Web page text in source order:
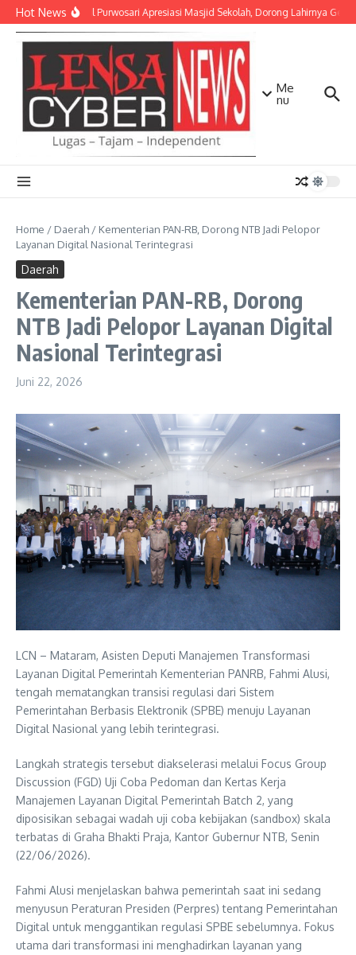
Lewati ke konten
Hot NewsDanramil Purwosari Apresiasi Masjid Sekolah, Dorong Lahirnya
Me
nu
Home / Daerah / Kementerian PAN-RB, Dorong NTB Jadi Pelopor
Layanan Digital Nasional Terintegrasi
Daerah
Kementerian PAN-RB, Dorong
NTB Jadi Pelopor Layanan Digital
Nasional Terintegrasi
Juni 22, 2026
LCN – Mataram, Asisten Deputi Manajemen Transformasi
Layanan Digital Pemerintah Kementerian PANRB, Fahmi Alusi,
tengah mematangkan transisi regulasi dari Sistem
Pemerintahan Berbasis Elektronik (SPBE) menuju Layanan
Digital Nasional yang lebih terintegrasi.
Langkah strategis tersebut diakselerasi melalui Focus Group
Discussion (FGD) Uji Coba Pedoman dan Kertas Kerja
Manajemen Layanan Digital Pemerintah Batch 2, yang
diposisikan sebagai wadah uji coba kebijakan (sandbox) skala
terbatas di Graha Bhakti Praja, Kantor Gubernur NTB, Senin
(22/06/2026).
Fahmi Alusi menjelaskan bahwa pemerintah saat ini sedang
menyusun Peraturan Presiden (Perpres) tentang Pemerintahan
Digital untuk menggantikan regulasi SPBE sebelumnya. Fokus
utama dari transformasi ini menghadirkan layanan yang